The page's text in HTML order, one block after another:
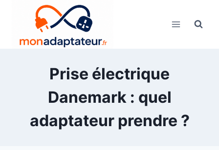
Prise électrique
Danemark : quel
adaptateur prendre ?